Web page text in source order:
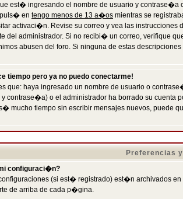
est� ingresando el nombre de usuario y
puls� en tengo menos de 13 a�os mientras se
activaci�n. Revise su correo y vea las
del administrador. Si no recibi� un correo, verifique
abusen del foro. Si ninguna de estas
tiempo pero ya no puedo conectarme!
que: haya ingresado un nombre de usuario o
contrase�a) o el administrador ha borrado su
mucho tiempo sin escribir mensajes nuevos, puede
Preferencias
configuraci�n?
(si est� registrado) est�n archivados
de arriba de cada p�gina.